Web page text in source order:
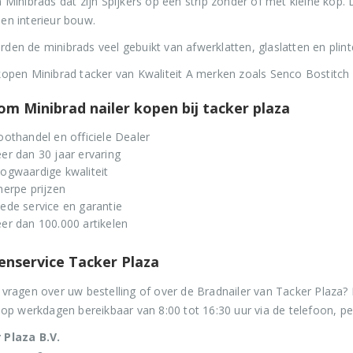
interieur bouw.
de minibrads veel gebuikt van afwerklatten, glaslatten en
Minibrad tacker van Kwaliteit A merken zoals Senco Bostitch
Minibrad nailer kopen bij tacker plaza
en officiele Dealer
dan 30 jaar ervaring
kwaliteit
prijzen
service en garantie
dan 100.000 artikelen
Tacker Plaza
over uw bestelling of over de Bradnailer van Tacker
werkdagen bereikbaar van 8:00 tot 16:30 uur via de telefoon,
B.V.
Stripnagels rondkop 4.2x160mm blank 21° 1250 stuks
0out of 5
€ 116,75
0 out of 5
€ 88,35
( €106,90incl. BTW)
0out of 5
€680,00 Oorspronkelijke
€ 565,00 Huidige